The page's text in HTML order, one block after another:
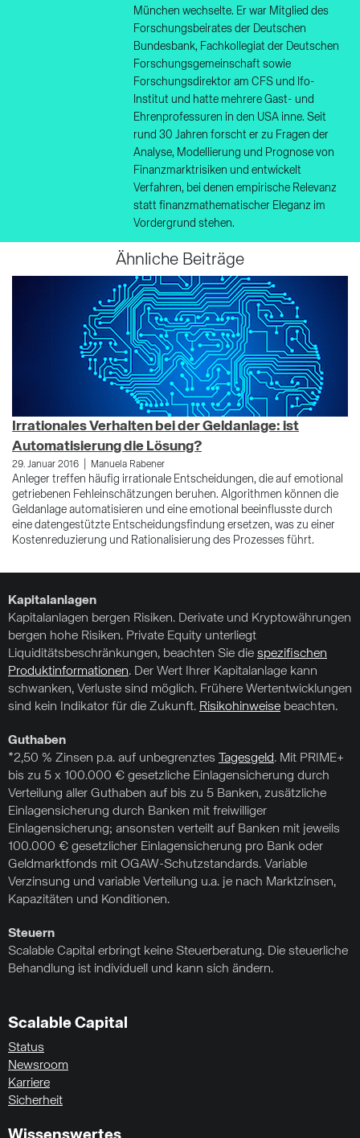
München wechselte. Er war Mitglied des
Forschungsbeirates der Deutschen
Bundesbank, Fachkollegiat der Deutschen
Forschungsgemeinschaft sowie
Forschungsdirektor am CFS und Ifo-
Institut und hatte mehrere Gast- und
Ehrenprofessuren in den USA inne. Seit
rund 30 Jahren forscht er zu Fragen der
Analyse, Modellierung und Prognose von
Finanzmarktrisiken und entwickelt
Verfahren, bei denen empirische Relevanz
statt finanzmathematischer Eleganz im
Vordergrund stehen.
Ähnliche Beiträge
Irrationales Verhalten bei der Geldanlage: ist
Automatisierung die Lösung?
29. Januar 2016 Manuela Rabener
Anleger treffen häufig irrationale Entscheidungen, die auf emotional
getriebenen Fehleinschätzungen beruhen. Algorithmen können die
Geldanlage automatisieren und eine emotional beeinflusste durch
eine datengestützte Entscheidungsfindung ersetzen, was zu einer
Kostenreduzierung und Rationalisierung des Prozesses führt.
Kapitalanlagen
Kapitalanlagen bergen Risiken. Derivate und Kryptowährungen
bergen hohe Risiken. Private Equity unterliegt
Liquiditätsbeschränkungen, beachten Sie die spezifischen
Produktinformationen. Der Wert Ihrer Kapitalanlage kann
schwanken, Verluste sind möglich. Frühere Wertentwicklungen
sind kein Indikator für die Zukunft. Risikohinweise beachten.
Guthaben
*2,50 % Zinsen p.a. auf unbegrenztes
Tagesgeld. Mit PRIME+
bis zu 5 x 100.000 € gesetzliche Einlagensicherung durch
Verteilung aller Guthaben auf bis zu 5 Banken, zusätzliche
Einlagensicherung durch Banken mit freiwilliger
Einlagensicherung; ansonsten verteilt auf Banken mit jeweils
100.000 € gesetzlicher Einlagensicherung pro Bank oder
Geldmarktfonds mit OGAW-Schutzstandards. Variable
Verzinsung und variable Verteilung u.a. je nach Marktzinsen,
Kapazitäten und Konditionen.
Steuern
Scalable Capital erbringt keine Steuerberatung. Die steuerliche
Behandlung ist individuell und kann sich ändern.
Scalable Capital
Status
Newsroom
Karriere
Sicherheit